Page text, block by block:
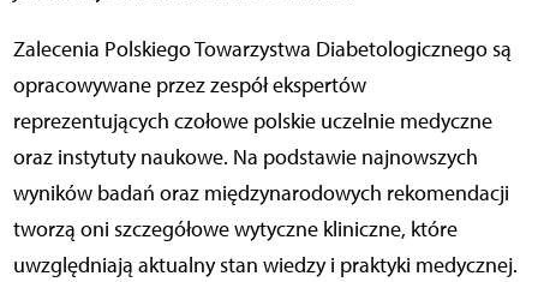
Zalecenia Polskiego Towarzystwa Diabetologicznego są
opracowywane przez zespół ekspertów
reprezentujących czołowe polskie uczelnie medyczne
oraz instytuty naukowe. Na podstawie najnowszych
wyników badań oraz międzynarodowych rekomendacji
tworzą oni szczegółowe wytyczne kliniczne, które
uwzględniają aktualny stan wiedzy i praktyki medycznej.